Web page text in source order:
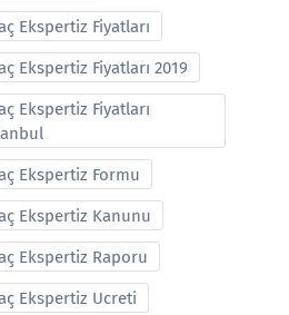
Ekspertiz Fiyatları
Ekspertiz Fiyatları 2019
Ekspertiz Fiyatları
Ekspertiz Formu
Ekspertiz Kanunu
Ekspertiz Raporu
Ekspertiz Ucreti